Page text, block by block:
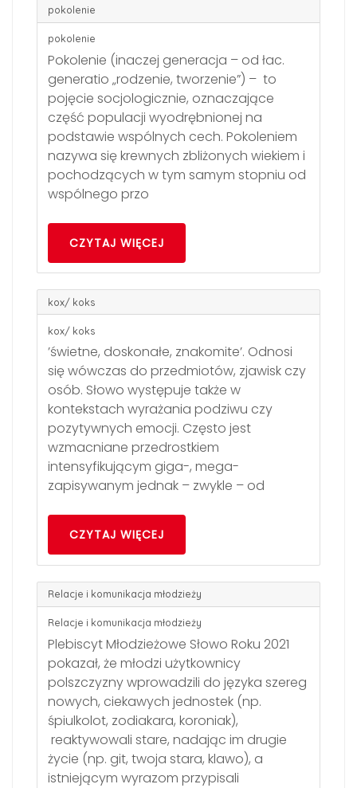
pokolenie
pokolenie
Pokolenie (inaczej generacja – od łac.
generatio „rodzenie, tworzenie”) – to
pojęcie socjologicznie, oznaczające
część populacji wyodrębnionej na
podstawie wspólnych cech. Pokoleniem
nazywa się krewnych zbliżonych wiekiem i
pochodzących w tym samym stopniu od
wspólnego przo
CZYTAJ WIĘCEJ
kox/ koks
kox/ koks
’świetne, doskonałe, znakomite’. Odnosi
się wówczas do przedmiotów, zjawisk czy
osób. Słowo występuje także w
kontekstach wyrażania podziwu czy
pozytywnych emocji. Często jest
wzmacniane przedrostkiem
intensyfikującym giga-, mega-
zapisywanym jednak – zwykle – od
CZYTAJ WIĘCEJ
Relacje i komunikacja młodzieży
Relacje i komunikacja młodzieży
Plebiscyt Młodzieżowe Słowo Roku 2021
pokazał, że młodzi użytkownicy
polszczyzny wprowadzili do języka szereg
nowych, ciekawych jednostek (np.
śpiulkolot, zodiakara, koroniak),
reaktywowali stare, nadając im drugie
życie (np. git, twoja stara, klawo), a
istniejącym wyrazom przypisali